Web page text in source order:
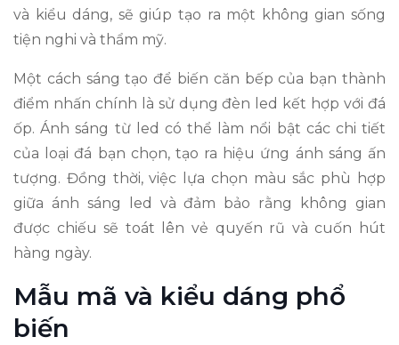
và kiểu dáng, sẽ giúp tạo ra một không gian sống
tiện nghi và thẩm mỹ.
Một cách sáng tạo để biến căn bếp của bạn thành
điểm nhấn chính là sử dụng đèn led kết hợp với đá
ốp. Ánh sáng từ led có thể làm nổi bật các chi tiết
của loại đá bạn chọn, tạo ra hiệu ứng ánh sáng ấn
tượng. Đồng thời, việc lựa chọn màu sắc phù hợp
giữa ánh sáng led và đảm bảo rằng không gian
được chiếu sẽ toát lên vẻ quyến rũ và cuốn hút
hàng ngày.
Mẫu mã và kiểu dáng phổ
biến